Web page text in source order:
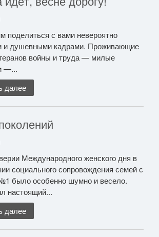
поделиться с вами невероятно
и душевными кадрами. Проживающие
войны и труда — милые
—...
далее
Международного женского дня в
социального сопровождения семей с
было особенно шумно и весело.
настоящий...
далее